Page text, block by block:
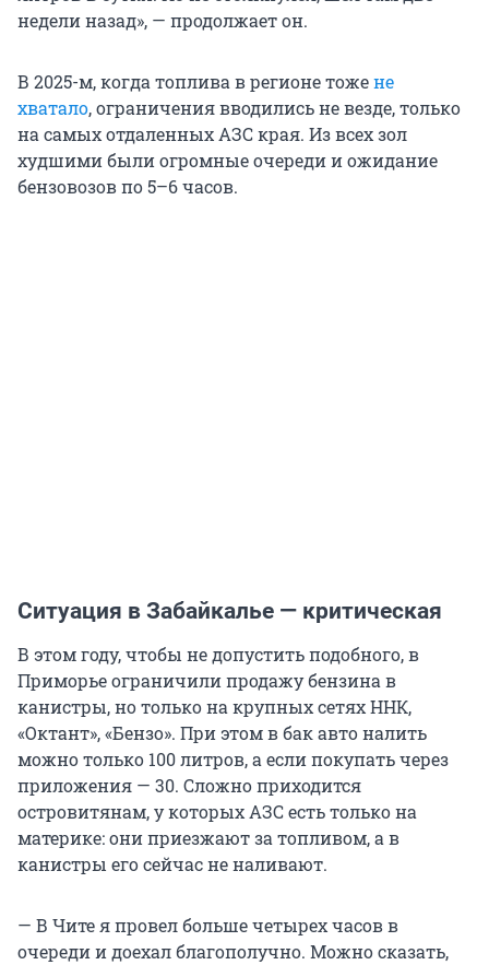
недели назад», — продолжает он.
В 2025-м, когда топлива в регионе тожене
хватало, ограничения вводились не везде, только
на самых отдаленных АЗС края. Из всех зол
худшими были огромные очереди и ожидание
бензовозов по 5–6 часов.
Ситуация в Забайкалье — критическая
В этом году, чтобы не допустить подобного, в
Приморье ограничили продажу бензина в
канистры, но только на крупных сетях ННК,
«Октант», «Бензо». При этом в бак авто налить
можно только 100 литров, а если покупать через
приложения — 30. Сложно приходится
островитянам, у которых АЗС есть только на
материке: они приезжают за топливом, а в
канистры его сейчас не наливают.
— В Чите я провел больше четырех часов в
очереди и доехал благополучно. Можно сказать,